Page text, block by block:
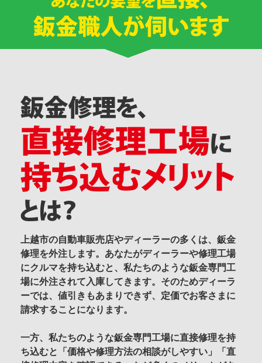
上越市の自動車販売店やディーラーの多くは、鈑金
修理を外注します。あなたがディーラーや修理工場
にクルマを持ち込むと、私たちのような鈑金専門工
場に外注されて入庫してきます。そのためディーラ
ーでは、値引きもあまりできず、定価でお客さまに
請求することになります。
一方、私たちのような鈑金専門工場に直接修理を持
ち込むと「価格や修理方法の相談がしやすい」「直